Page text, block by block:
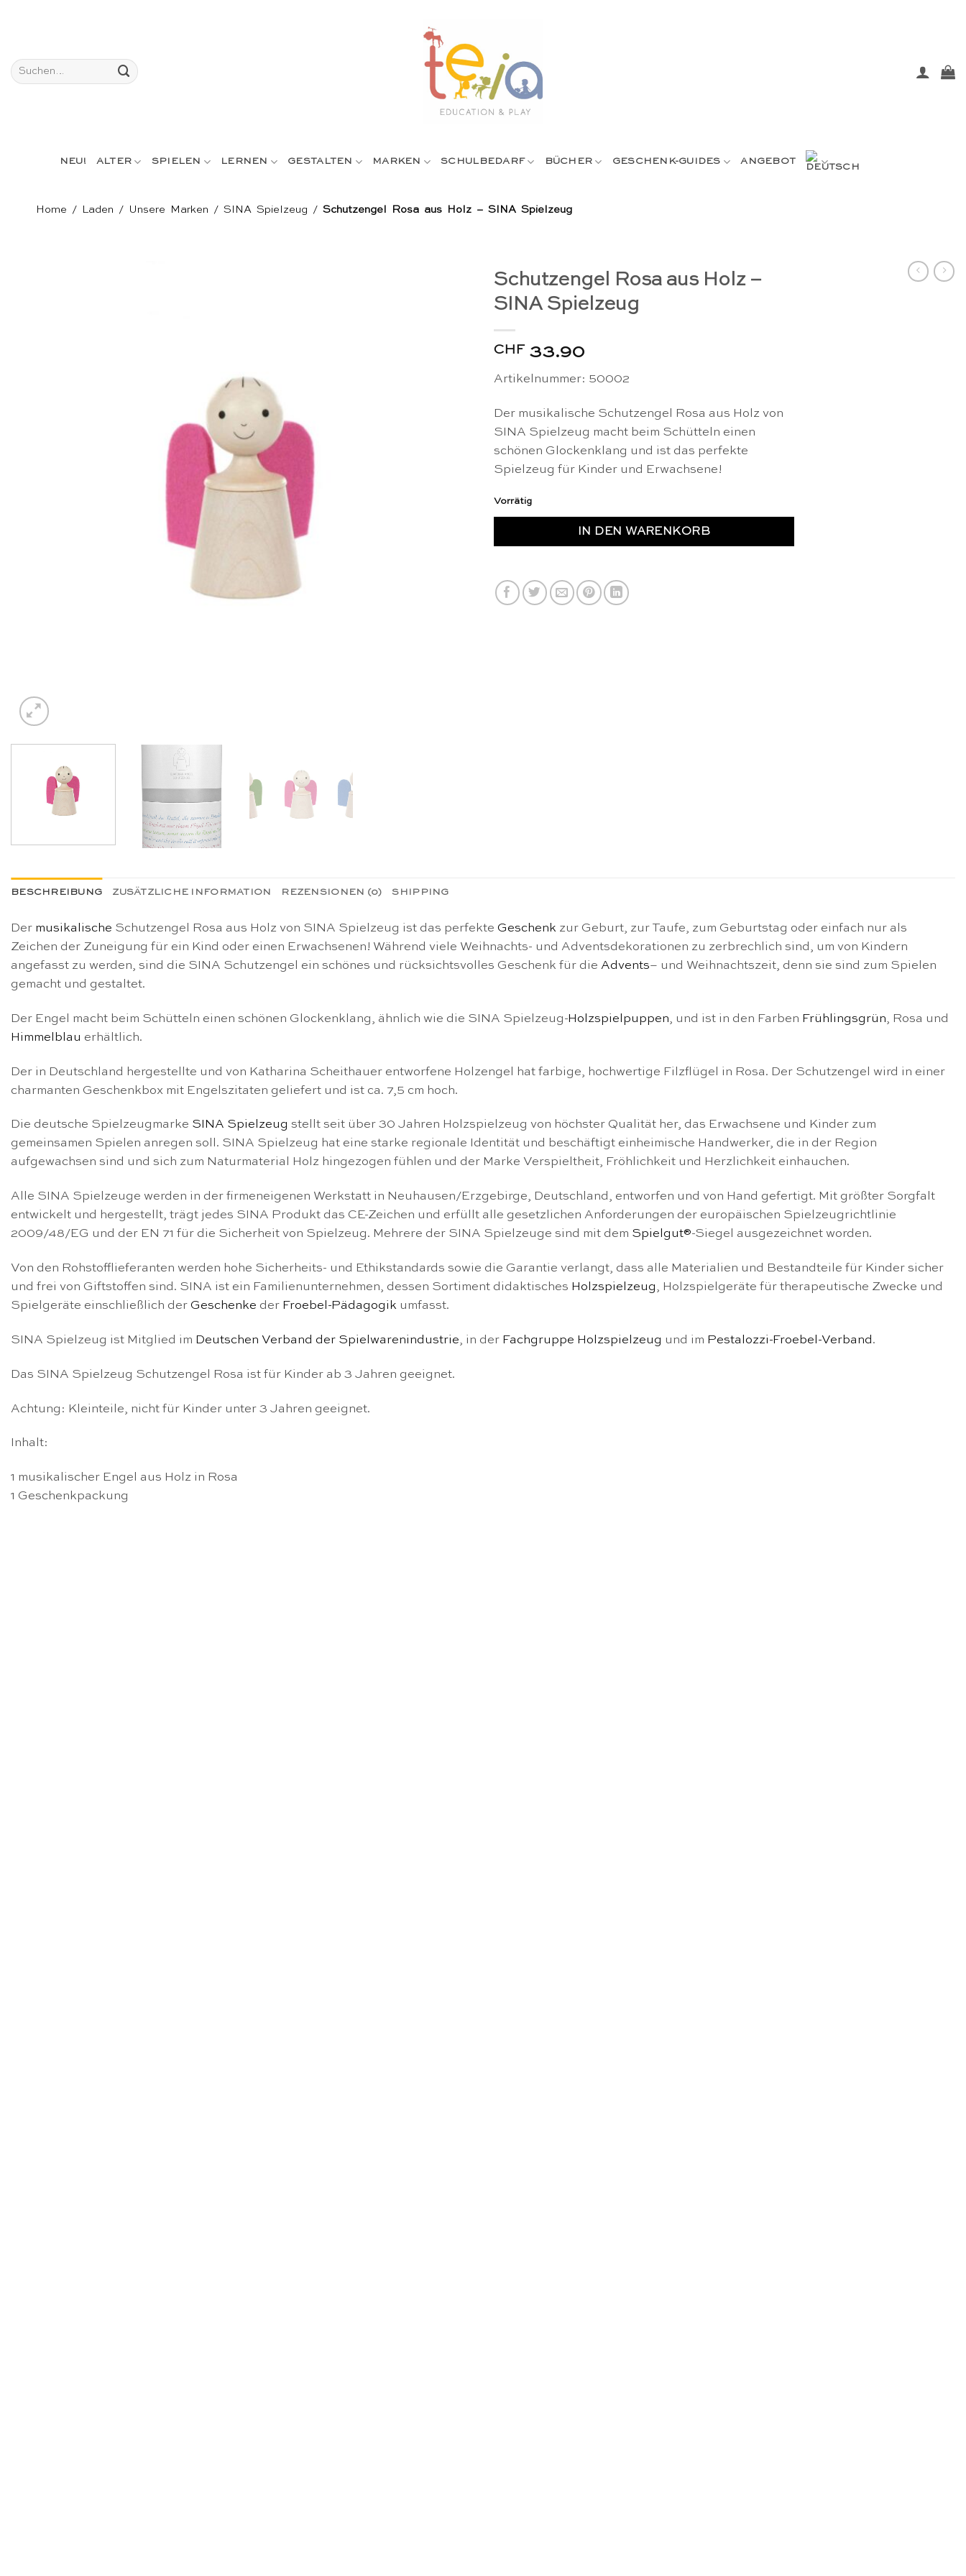
Suchen
nach:
NEU! ALTER SPIELEN LERNEN GESTALTEN MARKEN SCHULBEDARF BÜCHER GESCHENK-GUIDES ANGEBOT
Home / Laden / Unsere Marken / SINA Spielzeug / Schutzengel Rosa aus Holz – SINA Spielzeug
Schutzengel Rosa aus Holz –
SINA Spielzeug
CHF 33.90
Artikelnummer: 50002
Der musikalische Schutzengel Rosa aus Holz von
SINA Spielzeug macht beim Schütteln einen
schönen Glockenklang und ist das perfekte
Spielzeug für Kinder und Erwachsene!
Vorrätig
IN DEN WARENKORB
BESCHREIBUNG ZUSÄTZLICHE INFORMATION REZENSIONEN (0) SHIPPING
Der musikalische Schutzengel Rosa aus Holz von SINA Spielzeug ist das perfekte Geschenk zur Geburt, zur Taufe, zum Geburtstag oder einfach nur als
Zeichen der Zuneigung für ein Kind oder einen Erwachsenen! Während viele Weihnachts- und Adventsdekorationen zu zerbrechlich sind, um von Kindern
angefasst zu werden, sind die SINA Schutzengel ein schönes und rücksichtsvolles Geschenk für die Advents– und Weihnachtszeit, denn sie sind zum Spielen
gemacht und gestaltet.
Der Engel macht beim Schütteln einen schönen Glockenklang, ähnlich wie die SINA Spielzeug-Holzspielpuppen, und ist in den Farben Frühlingsgrün, Rosa und
Himmelblau erhältlich.
Der in Deutschland hergestellte und von Katharina Scheithauer entworfene Holzengel hat farbige, hochwertige Filzflügel in Rosa. Der Schutzengel wird in einer
charmanten Geschenkbox mit Engelszitaten geliefert und ist ca. 7,5 cm hoch.
Die deutsche Spielzeugmarke SINA Spielzeug stellt seit über 30 Jahren Holzspielzeug von höchster Qualität her, das Erwachsene und Kinder zum
gemeinsamen Spielen anregen soll. SINA Spielzeug hat eine starke regionale Identität und beschäftigt einheimische Handwerker, die in der Region
aufgewachsen sind und sich zum Naturmaterial Holz hingezogen fühlen und der Marke Verspieltheit, Fröhlichkeit und Herzlichkeit einhauchen.
Alle SINA Spielzeuge werden in der firmeneigenen Werkstatt in Neuhausen/Erzgebirge, Deutschland, entworfen und von Hand gefertigt. Mit größter Sorgfalt
entwickelt und hergestellt, trägt jedes SINA Produkt das CE-Zeichen und erfüllt alle gesetzlichen Anforderungen der europäischen Spielzeugrichtlinie
2009/48/EG und der EN 71 für die Sicherheit von Spielzeug. Mehrere der SINA Spielzeuge sind mit dem Spielgut®-Siegel ausgezeichnet worden.
Von den Rohstofflieferanten werden hohe Sicherheits- und Ethikstandards sowie die Garantie verlangt, dass alle Materialien und Bestandteile für Kinder sicher
und frei von Giftstoffen sind. SINA ist ein Familienunternehmen, dessen Sortiment didaktisches Holzspielzeug, Holzspielgeräte für therapeutische Zwecke und
Spielgeräte einschließlich der Geschenke der Froebel-Pädagogik umfasst.
SINA Spielzeug ist Mitglied im Deutschen Verband der Spielwarenindustrie, in der Fachgruppe Holzspielzeug und im Pestalozzi-Froebel-Verband .
Das SINA Spielzeug Schutzengel Rosa ist für Kinder ab 3 Jahren geeignet.
Achtung: Kleinteile, nicht für Kinder unter 3 Jahren geeignet.
Inhalt:
1 musikalischer Engel aus Holz in Rosa
1 Geschenkpackung